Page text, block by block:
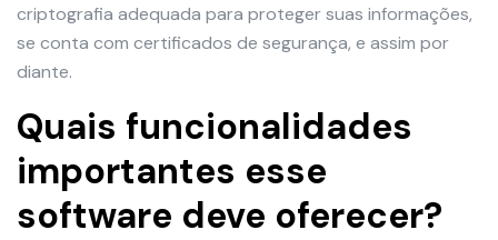
criptografia adequada para proteger suas informações,
se conta com certificados de segurança, e assim por
diante.
Quais funcionalidades
importantes esse
software deve oferecer?